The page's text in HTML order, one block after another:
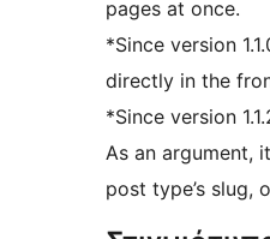
pages at once.
*Since version
directly in the
*Since version
As an argument, it
post type’s slug,